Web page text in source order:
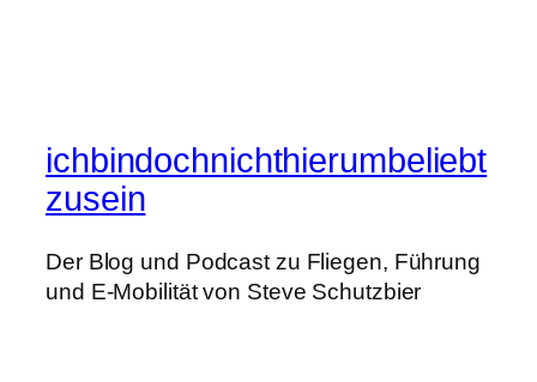
ichbindochnichthierumbeliebt
zusein
Der Blog und Podcast zu Fliegen, Führung
und E-Mobilität von Steve Schutzbier